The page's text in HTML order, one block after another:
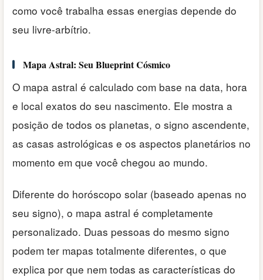
como você trabalha essas energias depende do
seu livre-arbítrio.
Mapa Astral: Seu Blueprint Cósmico
O mapa astral é calculado com base na data, hora
e local exatos do seu nascimento. Ele mostra a
posição de todos os planetas, o signo ascendente,
as casas astrológicas e os aspectos planetários no
momento em que você chegou ao mundo.
Diferente do horóscopo solar (baseado apenas no
seu signo), o mapa astral é completamente
personalizado. Duas pessoas do mesmo signo
podem ter mapas totalmente diferentes, o que
explica por que nem todas as características do